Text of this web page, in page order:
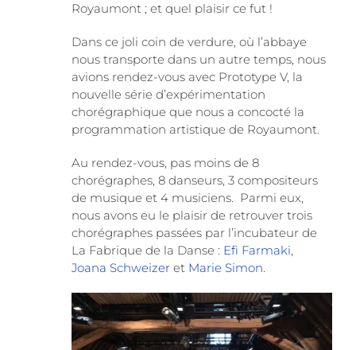
Royaumont ; et quel plaisir ce fut !
Dans ce joli coin de verdure, où l’abbaye
nous transporte dans un autre temps, nous
avions rendez-vous avec Prototype V, la
nouvelle série d’expérimentation
chorégraphique que nous a concocté la
programmation artistique de Royaumont.
Au rendez-vous, pas moins de 8
chorégraphes, 8 danseurs, 3 compositeurs
de musique et 4 musiciens. Parmi eux,
nous avons eu le plaisir de retrouver trois
chorégraphes passées par l’incubateur de
La Fabrique de la Danse : Efi Farmaki,
Joana Schweizer et Marie Simon.